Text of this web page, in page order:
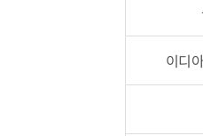
이디